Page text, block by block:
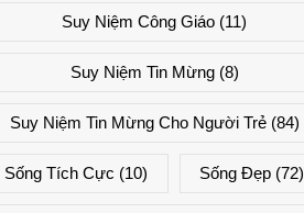
Suy Niệm Công Giáo (11)
Suy Niệm Tin Mừng(8)
Suy Niệm Tin Mừng Cho Người Trẻ(84)
Sống Tích Cực (10) Sống Đẹp (72)